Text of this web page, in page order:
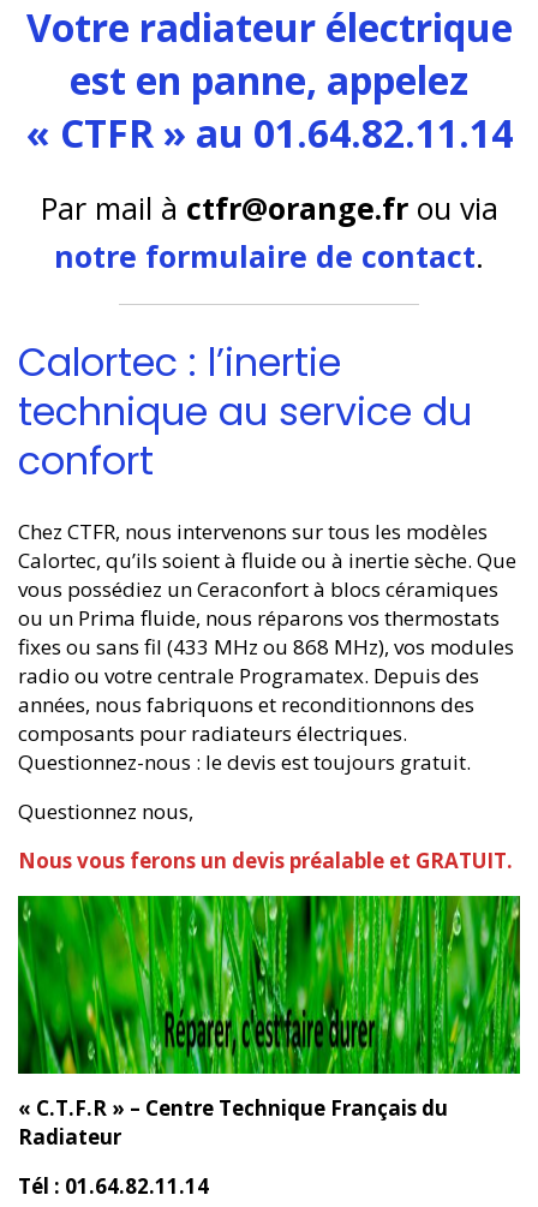
Votre radiateur électrique
est en panne, appelez
« CTFR » au 01.64.82.11.14
Par mail à ctfr@orange.frou via
notre formulaire de contact.
Calortec : l’inertie
technique au service du
confort
Chez CTFR, nous intervenons sur tous les modèles
Calortec, qu’ils soient à fluide ou à inertie sèche. Que
vous possédiez un Ceraconfort à blocs céramiques
ou un Prima fluide, nous réparons vos thermostats
fixes ou sans fil (433 MHz ou 868 MHz), vos modules
radio ou votre centrale Programatex. Depuis des
années, nous fabriquons et reconditionnons des
composants pour radiateurs électriques.
Questionnez-nous : le devis est toujours gratuit.
Questionnez nous,
Nous vous ferons un devis préalable et GRATUIT.
« C.T.F.R » – Centre Technique Français du
Radiateur
Tél : 01.64.82.11.14